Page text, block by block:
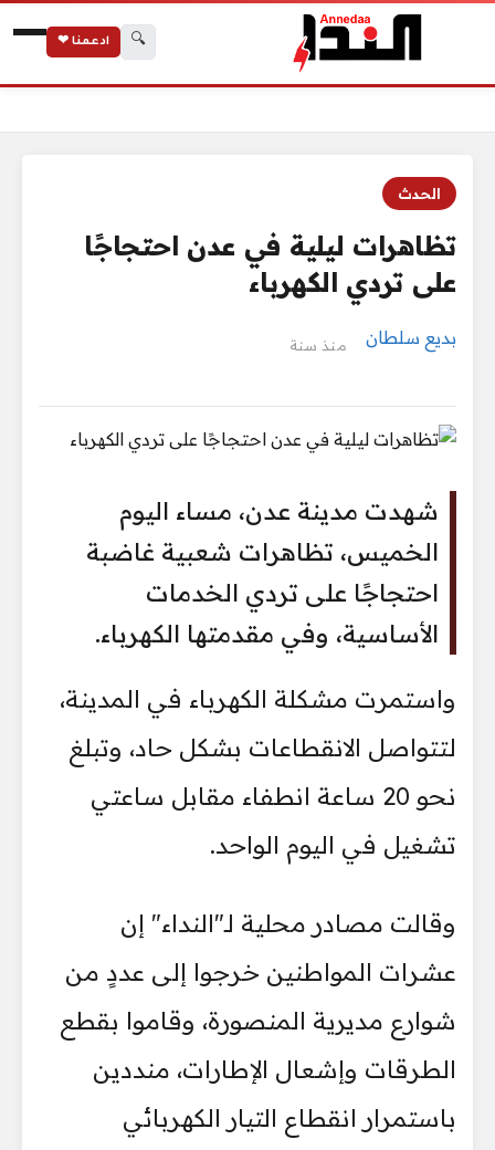
🔍 ادعمنا ❤
الحدث
تظاهرات ليلية في عدن احتجاجًا
على تردي الكهرباء
بديع سلطان منذ سنة
شهدت مدينة عدن، مساء اليوم
الخميس، تظاهرات شعبية غاضبة
احتجاجًا على تردي الخدمات
الأساسية، وفي مقدمتها الكهرباء.
واستمرت مشكلة الكهرباء في المدينة،
لتتواصل الانقطاعات بشكل حاد، وتبلغ
نحو 20 ساعة انطفاء مقابل ساعتي
تشغيل في اليوم الواحد.
وقالت مصادر محلية لـ"النداء" إن
عشرات المواطنين خرجوا إلى عددٍ من
شوارع مديرية المنصورة، وقاموا بقطع
الطرقات وإشعال الإطارات، منددين
باستمرار انقطاع التيار الكهربائي